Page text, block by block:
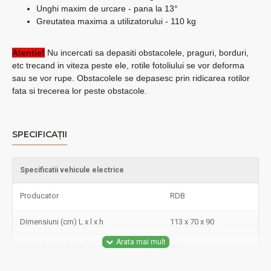
Unghi maxim de urcare - pana la 13°
Greutatea maxima a utilizatorului - 110 kg
Atentie! Nu incercati sa depasiti obstacolele, praguri, borduri,
etc trecand in viteza peste ele, rotile fotoliului se vor deforma
sau se vor rupe. Obstacolele se depasesc prin ridicarea rotilor
fata si trecerea lor peste obstacole.
SPECIFICAȚII
Specificatii vehicule electrice
Producator RDB
Dimensiuni (cm) L x l x h 113 x 70 x 90